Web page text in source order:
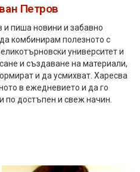
Петров
и пиша новини и забавно
комбинирам полезното с
университет и
и създаване на материали,
и да усмихват. Харесва
в ежедневието и да го
по достъпен и свеж начин.